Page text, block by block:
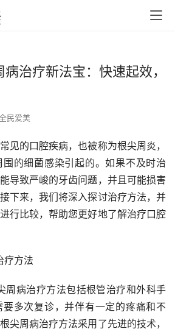
治疗新法宝：快速起效，
民爱美
见的口腔疾病，也被称为根尖周炎，
的细菌感染引起的。如果不及时治
导致严峻的牙齿问题，并且可能损害
下来，我们将深入探讨治疗方法，并
行比较，帮助您更好地了解治疗口腔
疗方法
多次复诊，并伴有一定的疼痛和不
尖周病治疗方法采用了先进的技术，